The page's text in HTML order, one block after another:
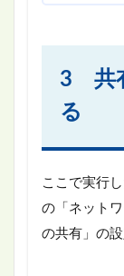
3 共
る
ここで実行
の「ネット
の共有」の設